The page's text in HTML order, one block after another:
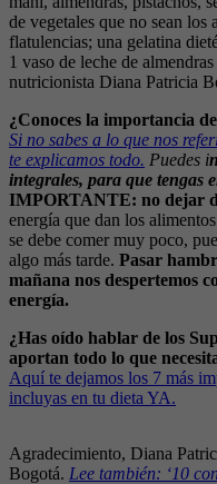
de vegetales que no sean los
flatulencias; una gelatina
1 vaso de leche de
nutricionista Diana Patricia
¿Conoces la importancia
Si no sabes a lo que nos
te explicamos todo. Puedes i
integrales, para que tengas
IMPORTANTE: no dejar
energía que dan los
se debe comer muy poco,
algo más tarde. Pasar
mañana nos despertemos
energía.
¿Has oído hablar de los
aportan todo lo que
Aquí te dejamos los 7 más
incluyas en tu dieta YA.
Agradecimiento, Diana
Bogotá. Lee también: ‘10